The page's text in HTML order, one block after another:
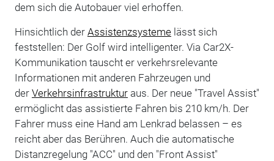
dem sich die Autobauer viel erhoffen.
Hinsichtlich der Assistenzsysteme lässt sich
feststellen: Der Golf wird intelligenter. Via Car2X-
Kommunikation tauscht er verkehrsrelevante
Informationen mit anderen Fahrzeugen und
der Verkehrsinfrastruktur aus. Der neue "Travel Assist"
ermöglicht das assistierte Fahren bis 210 km/h. Der
Fahrer muss eine Hand am Lenkrad belassen – es
reicht aber das Berühren. Auch die automatische
Distanzregelung "ACC" und den "Front Assist"